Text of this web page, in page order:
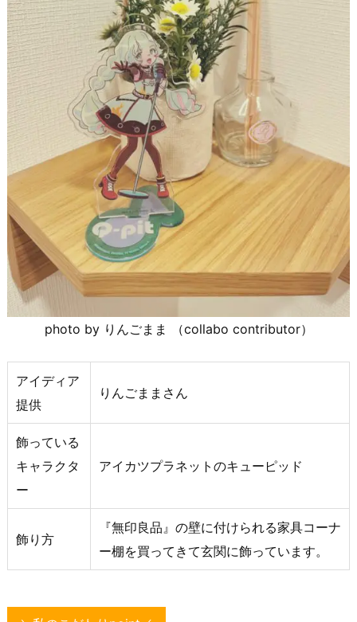
photo by りんごまま （collabo contributor）
アイディア
提供
りんごままさん
飾っている
キャラクタ
ー
アイカツプラネットのキューピッド
飾り方
『無印良品』の壁に付けられる家具コーナ
ー棚を買ってきて玄関に飾っています。